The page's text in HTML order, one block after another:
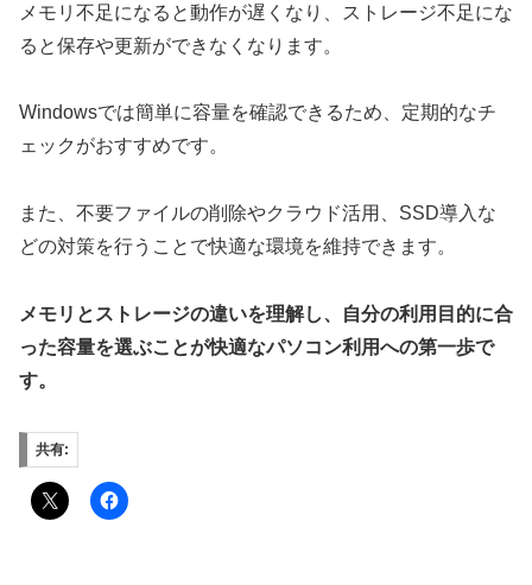
メモリ不足になると動作が遅くなり、ストレージ不足にな
ると保存や更新ができなくなります。
Windowsでは簡単に容量を確認できるため、定期的なチ
ェックがおすすめです。
また、不要ファイルの削除やクラウド活用、SSD導入な
どの対策を行うことで快適な環境を維持できます。
メモリとストレージの違いを理解し、自分の利用目的に合
った容量を選ぶことが快適なパソコン利用への第一歩で
す。
共有: